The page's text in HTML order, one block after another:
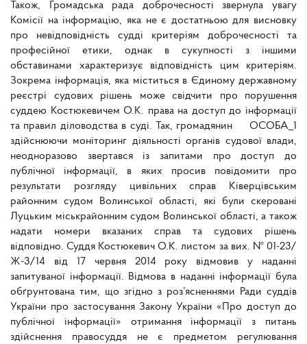
Також, Громадська рада доброчесності звернула увагу
Комісії на інформацію, яка не є достатньою для висновку
про невідповідність судді критеріям доброчесності та
професійної етики, однак в сукупності з іншими
обставинами характеризує відповідність цим критеріям.
Зокрема інформація, яка міститься в Єдиному державному
реєстрі судових рішень може свідчити про порушення
суддею Костюкевичем О.К. права на доступ до інформації
та правил діловодства в суді. Так, громадянин
ОСОБА_1
здійснюючи моніторинг діяльності органів судової влади,
неодноразово звертався із запитами про доступ до
публічної інформації, в яких просив повідомити про
результати розгляду цивільних справ Ківерцівським
районним судом Волинської області, які були скеровані
Луцьким міськрайонним судом Волинської області, а також
надати номери вказаних справ та судових рішень
відповідно. Суддя Костюкевич О.К. листом за вих. № 01-23/
Ж-3/14 від 17 червня 2014 року відмовив у наданні
запитуваної інформації. Відмова в наданні інформації була
обґрунтована тим, що згідно з роз’ясненнями Ради суддів
України про застосування Закону України «Про доступ до
публічної інформації» отримання інформації з питань
здійснення правосуддя не є предметом регулювання